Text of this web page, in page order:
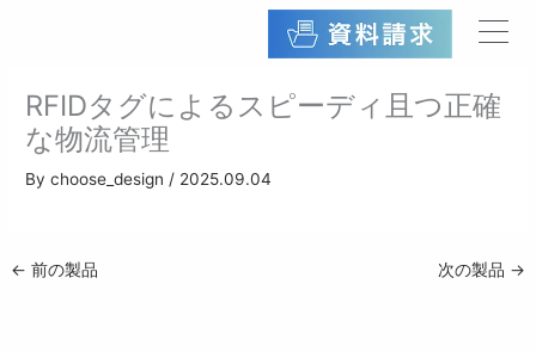
RFIDタグによるスピーディ且つ正確
な物流管理
Bychoose_design/ 2025.09.04
← 前の製品 次の製品 →